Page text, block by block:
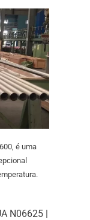
é uma
N06625 |